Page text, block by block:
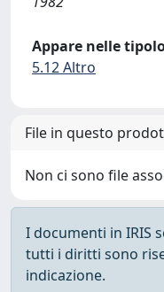
Appare nelle
5.12 Altro
File in questo
Non ci sono file
I documenti in IRIS
tutti i diritti sono
indicazione.